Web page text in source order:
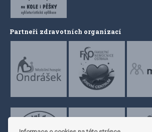
Partneři zdravotních organizací